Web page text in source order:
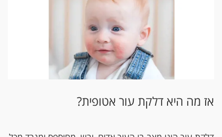
אז מה היא דלקת עור אטופית?